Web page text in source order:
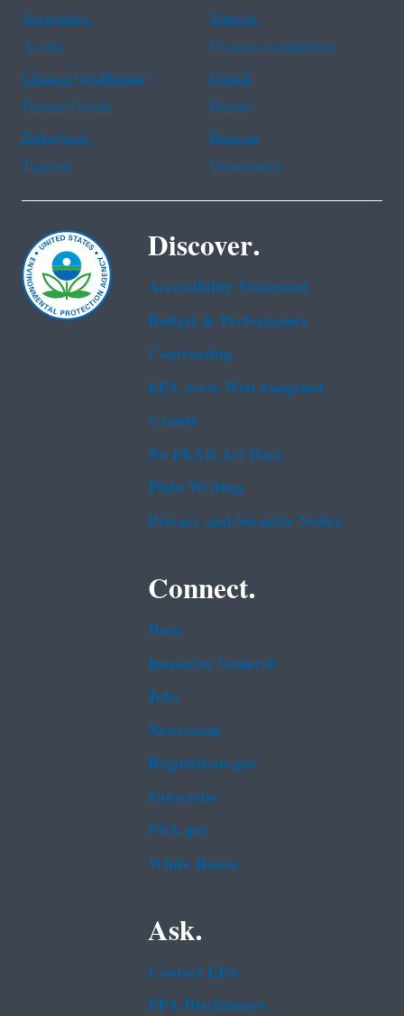
Assistance
Spanish
Arabic
Chinese (simplified)
Chinese (traditional)
French
Haitian Creole
Korean
Portuguese
Russian
Tagalog
Vietnamese
Discover.
Accessibility Statement
Budget & Performance
Contracting
EPA www Web Snapshot
Grants
No FEAR Act Data
Plain Writing
Privacy and Security Notice
Connect.
Data
Inspector General
Jobs
Newsroom
Regulations.gov
Subscribe
USA.gov
White House
Ask.
Contact EPA
EPA Disclaimers